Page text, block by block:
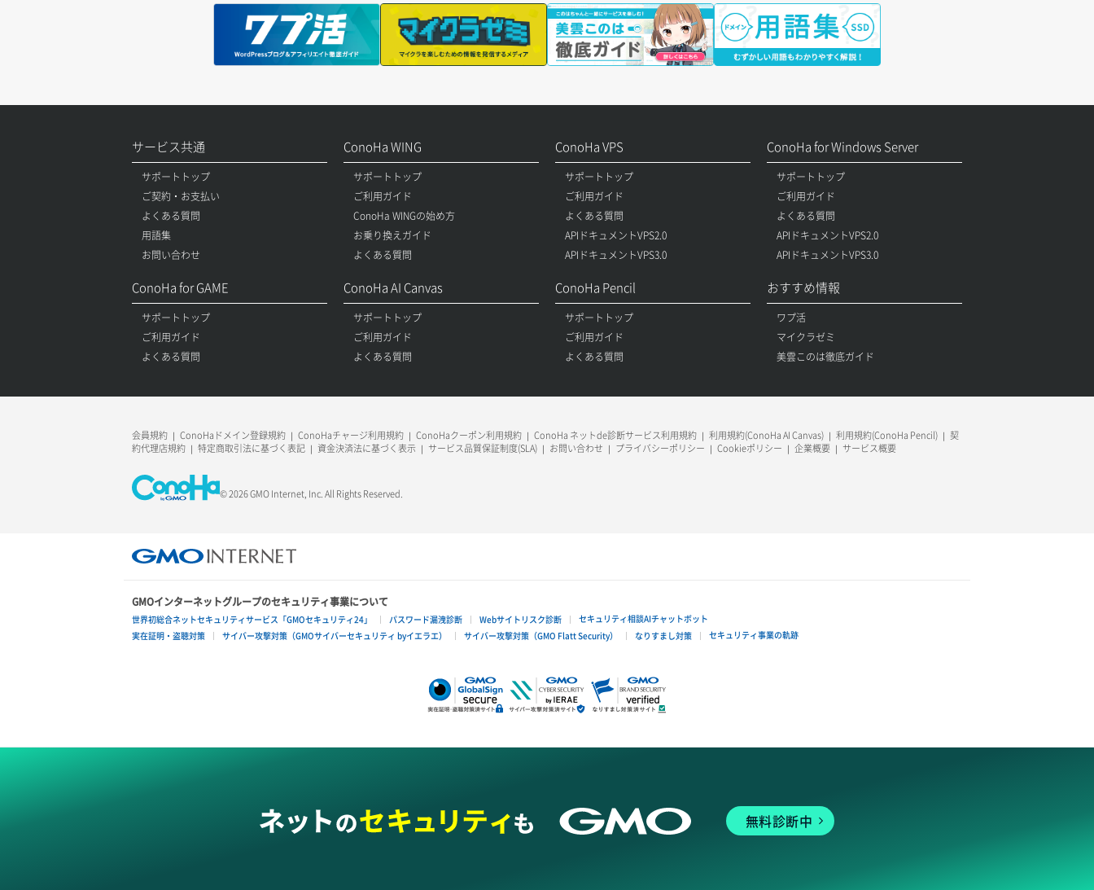
サービス共通
サポートトップ
ご契約・お支払い
よくある質問
用語集
お問い合わせ
ConoHa WING
サポートトップ
ご利用ガイド
ConoHa WINGの始め方
お乗り換えガイド
よくある質問
ConoHa VPS
サポートトップ
ご利用ガイド
よくある質問
APIドキュメントVPS2.0
APIドキュメントVPS3.0
ConoHa for Windows Server
サポートトップ
ご利用ガイド
よくある質問
APIドキュメントVPS2.0
APIドキュメントVPS3.0
ConoHa for GAME
サポートトップ
ご利用ガイド
よくある質問
ConoHa AI Canvas
サポートトップ
ご利用ガイド
よくある質問
ConoHa Pencil
サポートトップ
ご利用ガイド
よくある質問
おすすめ情報
ワプ活
マイクラゼミ
美雲このは徹底ガイド
会員規約 ConoHaドメイン登録規約 ConoHaチャージ利用規約 ConoHaクーポン利用規約 ConoHa ネットde診断サービス利用規約 利用規約(ConoHa AI Canvas) 利用規約(ConoHa Pencil)
契
約代理店規約
特定商取引法に基づく表記 資金決済法に基づく表示 サービス品質保証制度(SLA) お問い合わせ プライバシーポリシー Cookieポリシー 企業概要 サービス概要
© 2026 GMO Internet, Inc. All Rights Reserved.
GMOインターネットグループのセキュリティ事業について
世界初総合ネットセキュリティサービス「GMOセキュリティ24」 パスワード漏洩診断 Webサイトリスク診断
セキュリティ相談AIチャットボット
実在証明・盗聴対策
サイバー攻撃対策（GMOサイバーセキュリティ byイエラエ） サイバー攻撃対策（GMO Flatt Security） なりすまし対策 セキュリティ事業の軌跡
無料診断中